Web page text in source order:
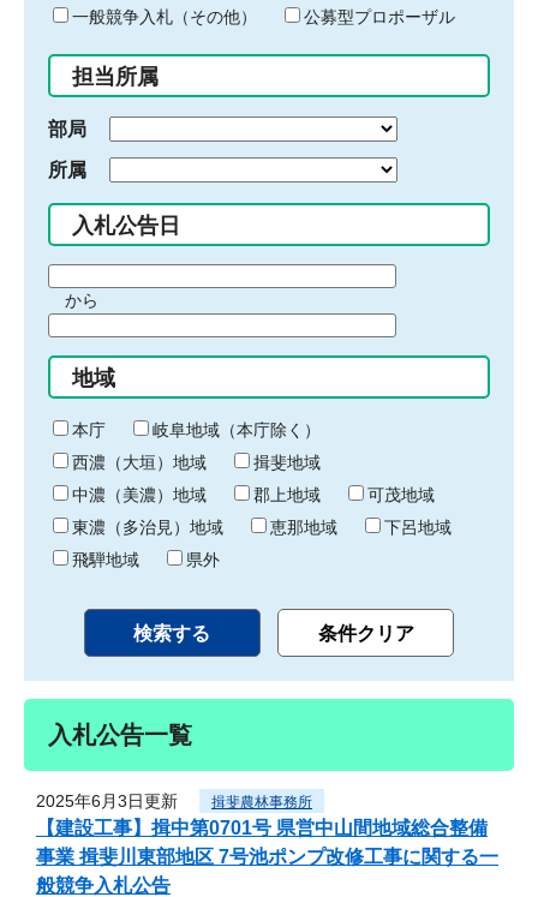
ド
入
力
一般競争入札（その他）
公募型プロポーザル
担当所属
部局
所属
入札公告日
間
始
り
から
間
終
わ
り
地域
本庁
岐阜地域（本庁除く）
西濃（大垣）地域
揖斐地域
中濃（美濃）地域
郡上地域
可茂地域
東濃（多治見）地域
恵那地域
下呂地域
飛騨地域
県外
入札公告一覧
2025年6月3日更新 揖斐農林事務所
【建設工事】揖中第0701号 県営中山間地域総合整備
事業 揖斐川東部地区 7号池ポンプ改修工事に関する一
般競争入札公告